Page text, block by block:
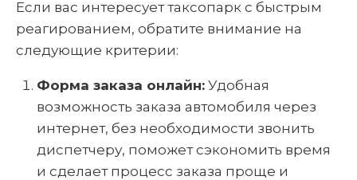
Если вас интересует таксопарк с быстрым
реагированием, обратите внимание на
следующие критерии:
Форма заказа онлайн:Удобная
возможность заказа автомобиля через
интернет, без необходимости звонить
диспетчеру, поможет сэкономить время
и сделает процесс заказа проще и